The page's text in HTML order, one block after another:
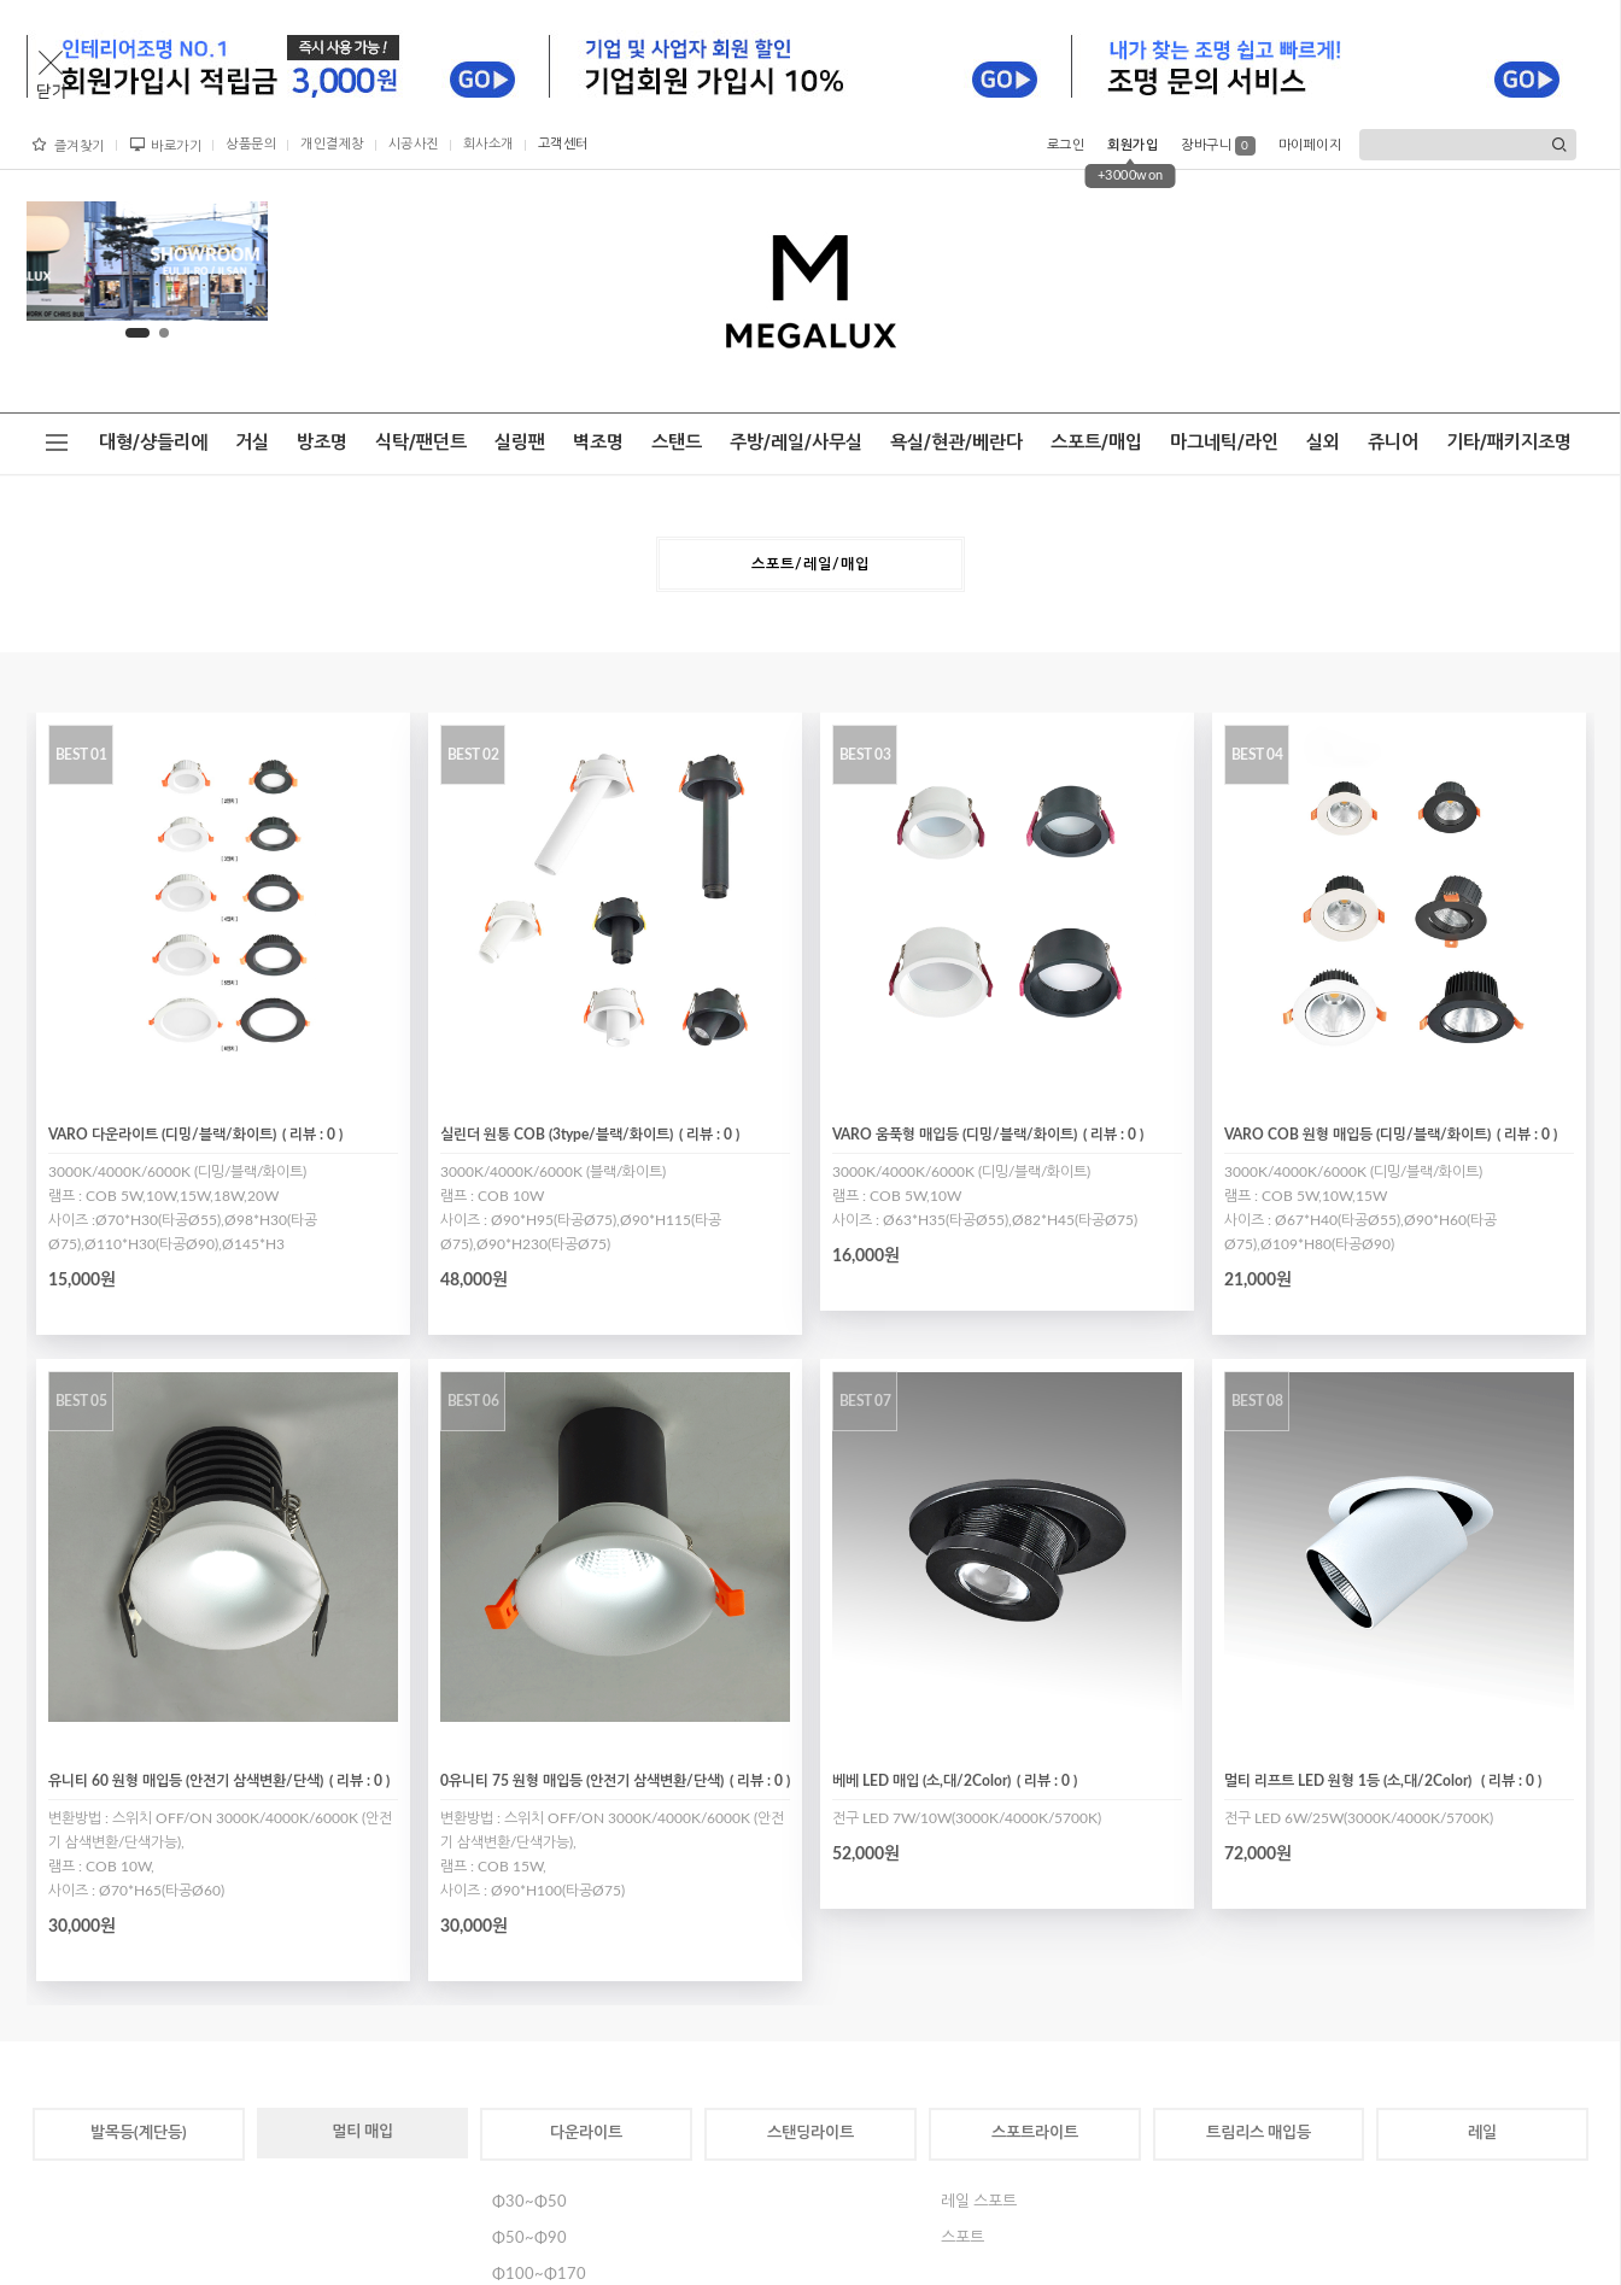
즐겨찾기 바로가기 상품문의 개인결제창 시공사진 회사소개 고객센터 로그인 회원가입
+3000won
장바구니 0 마이페이지
대형/샹들리에 거실 방조명 식탁/팬던트 실링팬 벽조명 스탠드 주방/레일/사무실 욕실/현관/베란다 스포트/매입 마그네틱/라인 실외 쥬니어 기타/패키지조명
스포트/레일/매입
BEST 01
VARO 다운라이트 (디밍/블랙/화이트) ( 리뷰 : 0 )
3000K/4000K/6000K (디밍/블랙/화이트)
램프 : COB 5W,10W,15W,18W,20W
사이즈 :Ø70*H30(타공Ø55),Ø98*H30(타공
Ø75),Ø110*H30(타공Ø90),Ø145*H3
15,000원
BEST 02
실린더 원통 COB (3type/블랙/화이트) ( 리뷰 : 0 )
3000K/4000K/6000K (블랙/화이트)
램프 : COB 10W
사이즈 : Ø90*H95(타공Ø75),Ø90*H115(타공
Ø75),Ø90*H230(타공Ø75)
48,000원
BEST 03
VARO 움푹형 매입등 (디밍/블랙/화이트) ( 리뷰 : 0 )
3000K/4000K/6000K (디밍/블랙/화이트)
램프 : COB 5W,10W
사이즈 : Ø63*H35(타공Ø55),Ø82*H45(타공Ø75)
16,000원
BEST 04
VARO COB 원형 매입등 (디밍/블랙/화이트) ( 리뷰 : 0 )
3000K/4000K/6000K (디밍/블랙/화이트)
램프 : COB 5W,10W,15W
사이즈 : Ø67*H40(타공Ø55),Ø90*H60(타공
Ø75),Ø109*H80(타공Ø90)
21,000원
BEST 05
유니티 60 원형 매입등 (안전기 삼색변환/단색) ( 리뷰 : 0 )
변환방법 : 스위치 OFF/ON 3000K/4000K/6000K (안전
기 삼색변환/단색가능),
램프 : COB 10W,
사이즈 : Ø70*H65(타공Ø60)
30,000원
BEST 06
0유니티 75 원형 매입등 (안전기 삼색변환/단색) ( 리뷰 : 0 )
변환방법 : 스위치 OFF/ON 3000K/4000K/6000K (안전
기 삼색변환/단색가능),
램프 : COB 15W,
사이즈 : Ø90*H100(타공Ø75)
30,000원
BEST 07
베베 LED 매입 (소,대/2Color) ( 리뷰 : 0 )
전구 LED 7W/10W(3000K/4000K/5700K)
52,000원
BEST 08
멀티 리프트 LED 원형 1등 (소,대/2Color) ( 리뷰 : 0 )
전구 LED 6W/25W(3000K/4000K/5700K)
72,000원
발목등(계단등) 멀티 매입 다운라이트
Φ30~Φ50
Φ50~Φ90
Φ100~Φ170
스탠딩라이트 스포트라이트
레일 스포트
스포트
트림리스 매입등 레일